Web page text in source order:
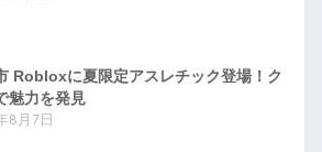
Robloxに夏限定アスレチック登場！ク
魅力を発見
8月7日